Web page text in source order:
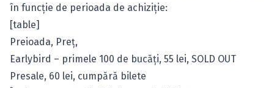
în funcţie de perioada de achiziţie:
[table]
Preioada, Preţ,
Earlybird – primele 100 de bucăţi, 55 lei, SOLD OUT
Presale, 60 lei, cumpără bilete